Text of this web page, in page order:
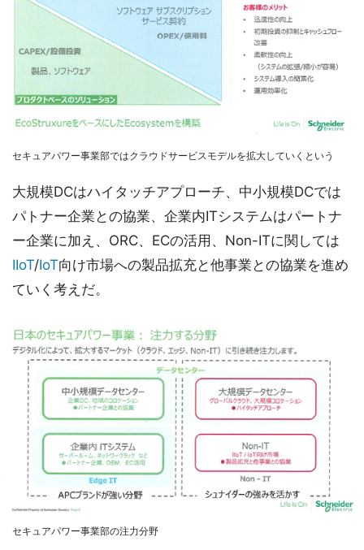
セキュアパワー事業部ではクラウドサービスモデルを拡大していくという
大規模DCはハイタッチアプローチ、中小規模DCでは
パトナー企業との協業、企業内ITシステムはパートナ
ー企業に加え、ORC、ECの活用、Non-ITに関しては
IIoT/IoT向け市場への製品拡充と他事業との協業を進め
ていく考えだ。
セキュアパワー事業部の注力分野